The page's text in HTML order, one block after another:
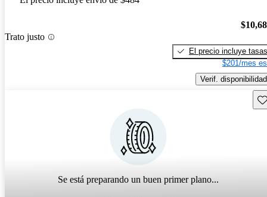
Trato justo
El precio incluye tasas
$201/mes
Verif. disponibilidad
Se está preparando un buen primer plano...